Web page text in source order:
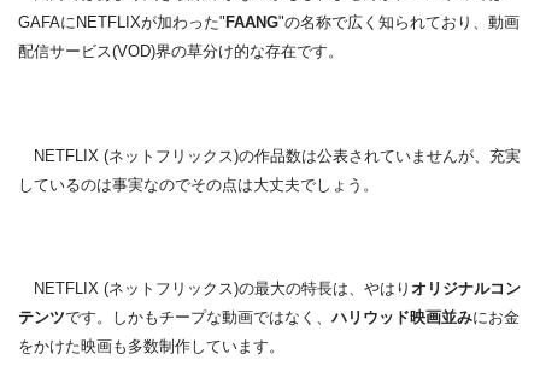
GAFAにNETFLIXが加わった" FAANG"の名称で広く知られており、動画
配信サービス(VOD)界の草分け的な存在です。
NETFLIX (ネットフリックス)の作品数は公表されていませんが、充実
しているのは事実なのでその点は大丈夫でしょう。
NETFLIX (ネットフリックス)の最大の特長は、やはり オリジナルコン
テンツです。しかもチープな動画ではなく、 ハリウッド映画並みにお金
をかけた映画も多数制作しています。